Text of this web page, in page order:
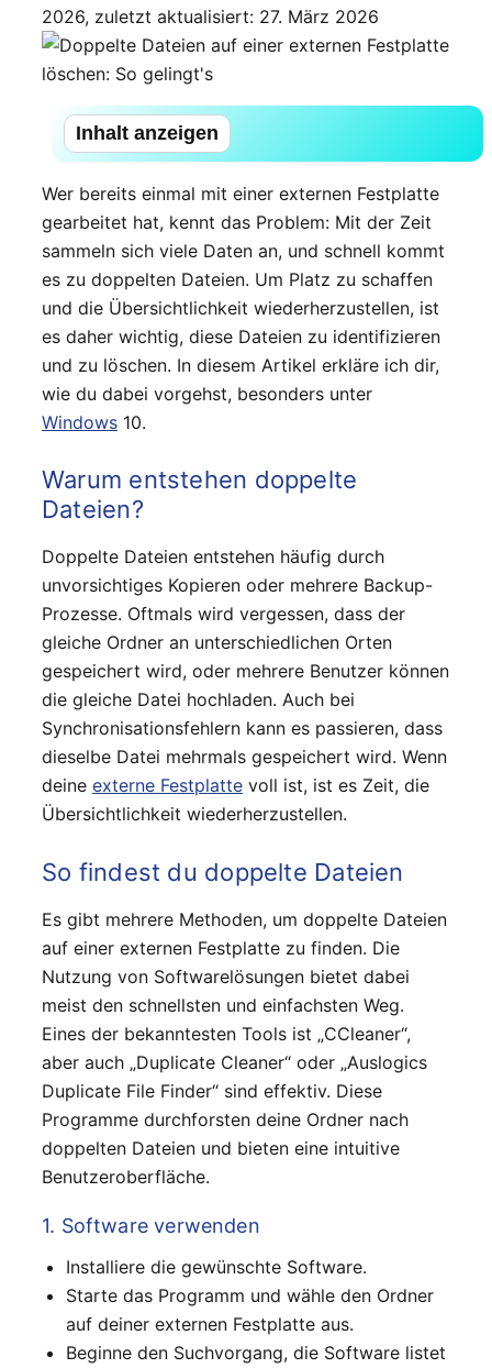
2026, zuletzt aktualisiert: 27. März 2026
Inhalt anzeigen
Wer bereits einmal mit einer externen Festplatte
gearbeitet hat, kennt das Problem: Mit der Zeit
sammeln sich viele Daten an, und schnell kommt
es zu doppelten Dateien. Um Platz zu schaffen
und die Übersichtlichkeit wiederherzustellen, ist
es daher wichtig, diese Dateien zu identifizieren
und zu löschen. In diesem Artikel erkläre ich dir,
wie du dabei vorgehst, besonders unter
Windows 10.
Warum entstehen doppelte
Dateien?
Doppelte Dateien entstehen häufig durch
unvorsichtiges Kopieren oder mehrere Backup-
Prozesse. Oftmals wird vergessen, dass der
gleiche Ordner an unterschiedlichen Orten
gespeichert wird, oder mehrere Benutzer können
die gleiche Datei hochladen. Auch bei
Synchronisationsfehlern kann es passieren, dass
dieselbe Datei mehrmals gespeichert wird. Wenn
deine externe Festplatte voll ist, ist es Zeit, die
Übersichtlichkeit wiederherzustellen.
So findest du doppelte Dateien
Es gibt mehrere Methoden, um doppelte Dateien
auf einer externen Festplatte zu finden. Die
Nutzung von Softwarelösungen bietet dabei
meist den schnellsten und einfachsten Weg.
Eines der bekanntesten Tools ist „CCleaner“,
aber auch „Duplicate Cleaner“ oder „Auslogics
Duplicate File Finder“ sind effektiv. Diese
Programme durchforsten deine Ordner nach
doppelten Dateien und bieten eine intuitive
Benutzeroberfläche.
1. Software verwenden
Installiere die gewünschte Software.
Starte das Programm und wähle den Ordner
auf deiner externen Festplatte aus.
Beginne den Suchvorgang, die Software listet